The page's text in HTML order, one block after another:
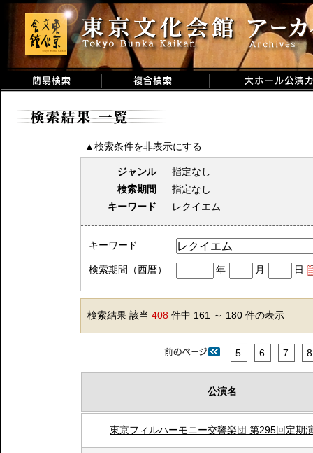
▲検索条件を非表示にする
ジャンル
指定なし
検索期間
指定なし
キーワード
レクイエム
キーワード
検索期間（西暦） 年 月 日
検索結果 該当408 件中 161 ～ 180 件の表示
5 6 7 8
公演名
東京フィルハーモニー交響楽団 第295回定期